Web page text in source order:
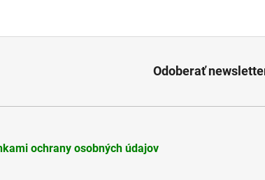
Odoberať
ochrany osobných údajov